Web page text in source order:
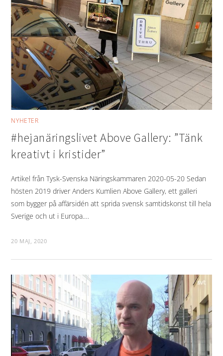
NYHETER
#hejanäringslivet Above Gallery: ”Tänk
kreativt i kristider”
Artikel från Tysk-Svenska Näringskammaren 2020-05-20 Sedan
hösten 2019 driver Anders Kumlien Above Gallery, ett galleri
som bygger på affärsidén att sprida svensk samtidskonst till hela
Sverige och ut i Europa.…
20 MAJ, 2020